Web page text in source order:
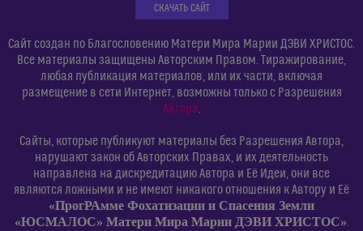
СКАЧАТЬ САЙТ
Сайт создан по Благословению Матери Мира Марии ДЭВИ ХРИСТОС.
Все материалы защищены Авторским Правом. Тиражирование,
любая публикация материалов, или их части, включая
размещение в сети Интернет, возможны только с Разрешения
Автора.
Сайты, которые публикуют материалы без Разрешения Автора,
нарушают закон об Авторских Правах, и их деятельность
направлена на дискредитацию Автора и Её Идеи, они все
являются ложными и не имеют никакого отношения к Автору и Её
«ПрогРАмме Фохатизации и Спасения Земли
«ЮСМАЛОС» Матери Мира Марии ДЭВИ ХРИСТОС».